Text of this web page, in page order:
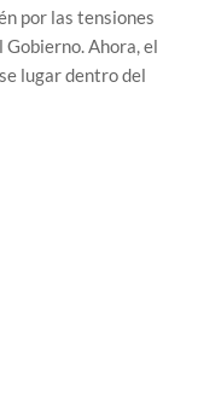
por las tensiones
Gobierno. Ahora, el
lugar dentro del